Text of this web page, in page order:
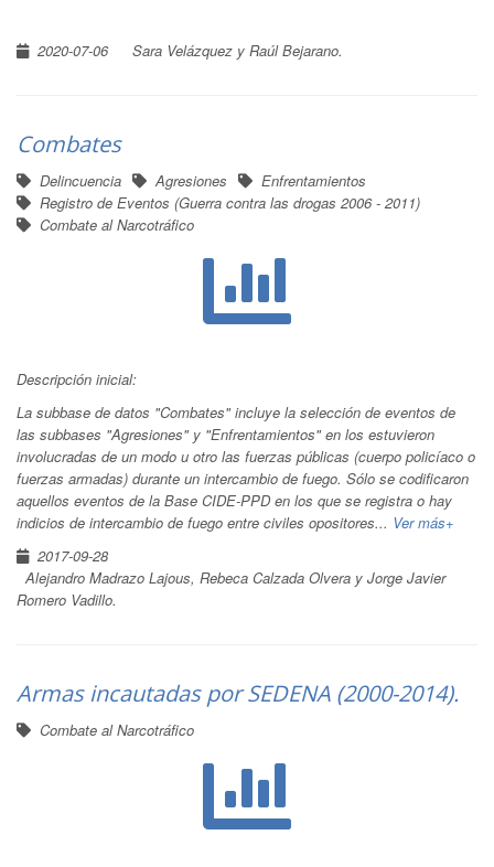
2020-07-06 Sara Velázquez y Raúl Bejarano.
Combates
Delincuencia Agresiones
Enfrentamientos
Registro de Eventos (Guerra contra las drogas 2006 - 2011)
Combate al Narcotráfico
Descripción inicial:
La subbase de datos "Combates" incluye la selección de eventos de
las subbases "Agresiones" y "Enfrentamientos" en los estuvieron
involucradas de un modo u otro las fuerzas públicas (cuerpo policíaco o
fuerzas armadas) durante un intercambio de fuego. Sólo se codificaron
aquellos eventos de la Base CIDE-PPD en los que se registra o hay
indicios de intercambio de fuego entre civiles opositores... Ver más+
2017-09-28
Alejandro Madrazo Lajous, Rebeca Calzada Olvera y Jorge Javier
Romero Vadillo.
Armas incautadas por SEDENA (2000-2014).
Combate al Narcotráfico